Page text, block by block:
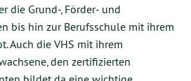
die Grund-, Förder- und
bis hin zur Berufsschule mit ihrem
Auch die VHS mit ihrem
den zertifizierten